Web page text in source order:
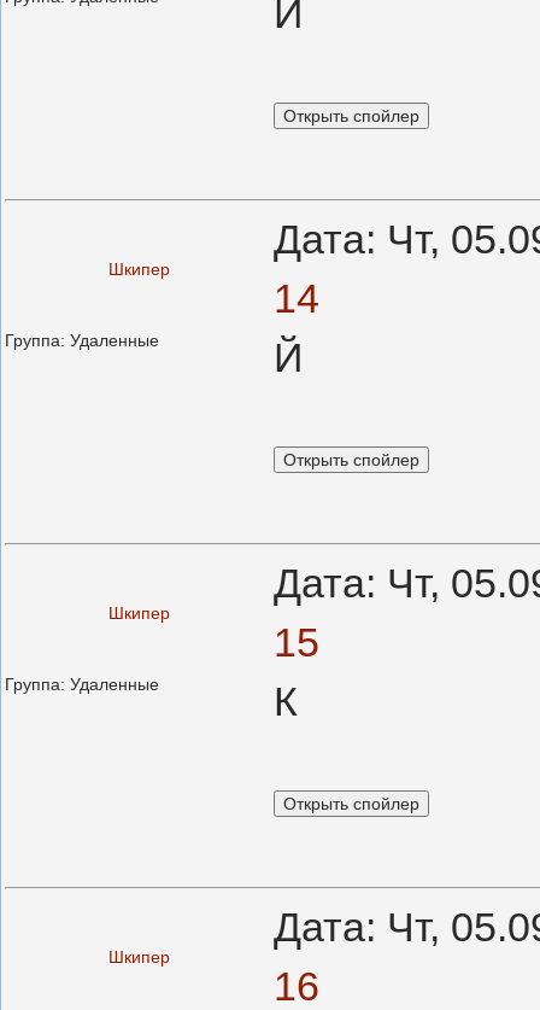
И
Шкипер
Дата: Чт,
14
Группа: Удаленные Й
Шкипер
Дата: Чт,
15
Группа: Удаленные К
Шкипер
Дата: Чт,
16